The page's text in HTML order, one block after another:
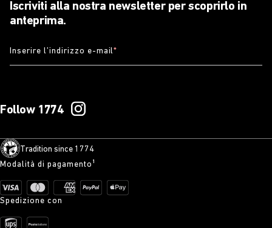
Iscriviti alla nostra newsletter per scoprirlo in
anteprima.
Inserire l’indirizzo e-mail*
Follow 1774
Tradition since 1774
Modalità di pagamento¹
Spedizione con